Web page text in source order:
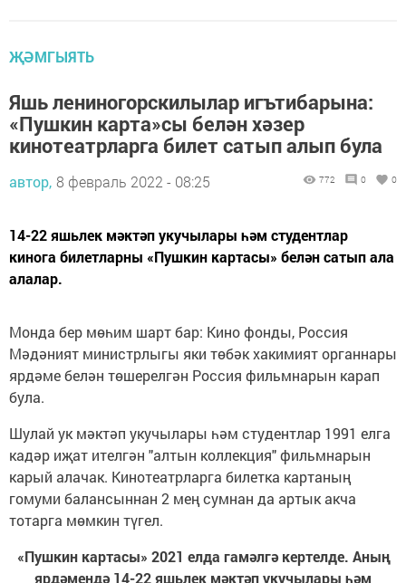
ҖӘМГЫЯТЬ
Яшь лениногорскилылар игътибарына:
«Пушкин карта»сы белән хәзер
кинотеатрларга билет сатып алып була
автор, 8 февраль 2022 - 08:25 772 0 0
14-22 яшьлек мәктәп укучылары һәм студентлар
кинога билетларны «Пушкин картасы» белән сатып ала
алалар.
Монда бер мөһим шарт бар: Кино фонды, Россия
Мәдәният министрлыгы яки төбәк хакимият органнары
ярдәме белән төшерелгән Россия фильмнарын карап
була.
Шулай ук мәктәп укучылары һәм студентлар 1991 елга
кадәр иҗат ителгән "алтын коллекция" фильмнарын
карый алачак. Кинотеатрларга билетка картаның
гомуми балансыннан 2 мең сумнан да артык акча
тотарга мөмкин түгел.
«Пушкин картасы» 2021 елда гамәлгә кертелде. Аның
ярдәмендә 14-22 яшьлек мәктәп укучылары һәм